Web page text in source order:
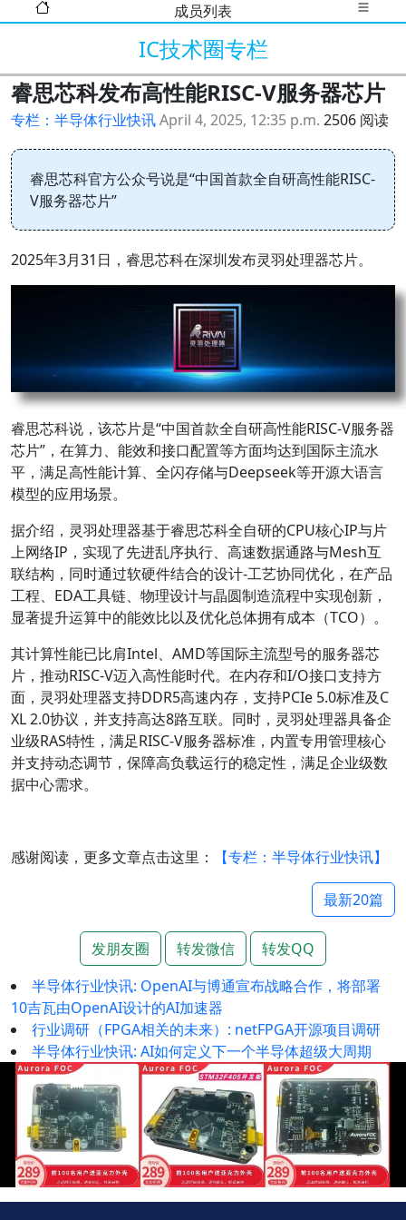
成员列表
IC技术圈专栏
睿思芯科发布高性能RISC-V服务器芯片
专栏：半导体行业快讯April 4, 2025, 12:35 p.m. 2506 阅读
睿思芯科官方公众号说是“中国首款全自研高性能RISC-
V服务器芯片”
2025年3月31日，睿思芯科在深圳发布灵羽处理器芯片。
睿思芯科说，该芯片是“中国首款全自研高性能RISC-V服务器
芯片”，在算力、能效和接口配置等方面均达到国际主流水
平，满足高性能计算、全闪存储与Deepseek等开源大语言
模型的应用场景。
据介绍，灵羽处理器基于睿思芯科全自研的CPU核心IP与片
上网络IP，实现了先进乱序执行、高速数据通路与Mesh互
联结构，同时通过软硬件结合的设计-工艺协同优化，在产品
工程、EDA工具链、物理设计与晶圆制造流程中实现创新，
显著提升运算中的能效比以及优化总体拥有成本（TCO）。
其计算性能已比肩Intel、AMD等国际主流型号的服务器芯
片，推动RISC-V迈入高性能时代。在内存和I/O接口支持方
面，灵羽处理器支持DDR5高速内存，支持PCIe 5.0标准及C
XL 2.0协议，并支持高达8路互联。同时，灵羽处理器具备企
业级RAS特性，满足RISC-V服务器标准，内置专用管理核心
并支持动态调节，保障高负载运行的稳定性，满足企业级数
据中心需求。
感谢阅读，更多文章点击这里： 【专栏：半导体行业快讯】
最新20篇
发朋友圈 转发微信
转发QQ
半导体行业快讯: OpenAI与博通宣布战略合作，将部署
10吉瓦由OpenAI设计的AI加速器
行业调研（FPGA相关的未来）: netFPGA开源项目调研
半导体行业快讯: AI如何定义下一个半导体超级大周期